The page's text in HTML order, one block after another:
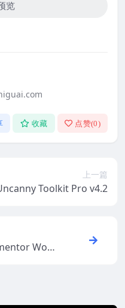
览
收藏 点赞(0)
上一篇
Toolkit Pro v4.2
WooC